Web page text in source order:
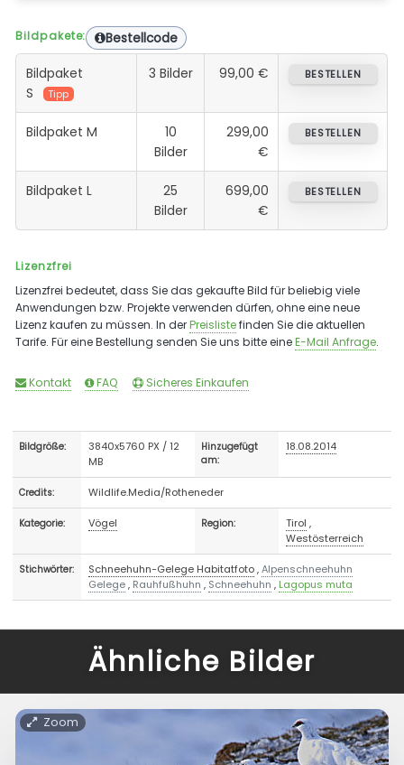
Bildpakete: Bestellcode
Bildpaket
S
Tipp
3 Bilder 99,00 € BESTELLEN
Bildpaket M
10
Bilder
299,00
€
BESTELLEN
Bildpaket L
25
Bilder
699,00
€
BESTELLEN
Lizenzfrei
Lizenzfrei bedeutet, dass Sie das gekaufte Bild für beliebig viele
Anwendungen bzw. Projekte verwenden dürfen, ohne eine neue
Lizenz kaufen zu müssen. In derPreislistefinden Sie die aktuellen
Tarife. Für eine Bestellung senden Sie uns bitte eineE-Mail Anfrage.
Kontakt FAQ Sicheres Einkaufen
Bildgröße:
3840x5760 PX / 12
MB
Hinzugefügt
am:
18.08.2014
Credits: Wildlife.Media/Rotheneder
Kategorie: Vögel Region: Tirol ,
Westösterreich
Stichwörter: Schneehuhn-Gelege Habitatfoto,Alpenschneehuhn
Gelege, Rauhfußhuhn , Schneehuhn , Lagopus muta
Ähnliche Bilder
Zoom